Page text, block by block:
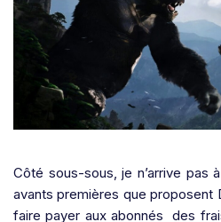
Côté sous-sous, je n’arrive pas
avants premières que proposent
faire payer aux abonnés des